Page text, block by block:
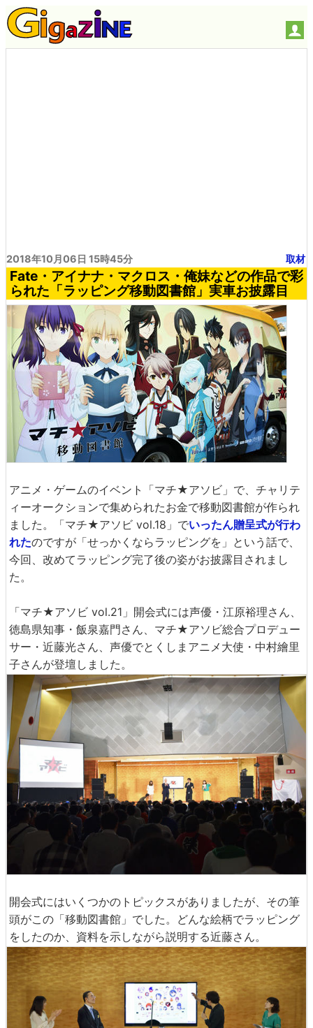
2018年10月06日 15時45分 取材
Fate・アイナナ・マクロス・俺妹などの作品で彩
られた「ラッピング移動図書館」実車お披露目
アニメ・ゲームのイベント「マチ★アソビ」で、チャリテ
ィーオークションで集められたお金で移動図書館が作られ
ました。「マチ★アソビ vol.18」でいったん贈呈式が行わ
れたのですが「せっかくならラッピングを」という話で、
今回、改めてラッピング完了後の姿がお披露目されまし
た。
「マチ★アソビ vol.21」開会式には声優・江原裕理さん、
徳島県知事・飯泉嘉門さん、マチ★アソビ総合プロデュー
サー・近藤光さん、声優でとくしまアニメ大使・中村繪里
子さんが登壇しました。
開会式にはいくつかのトピックスがありましたが、その筆
頭がこの「移動図書館」でした。どんな絵柄でラッピング
をしたのか、資料を示しながら説明する近藤さん。